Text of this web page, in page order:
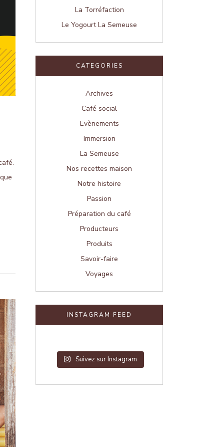
La Torréfaction
Le Yogourt La Semeuse
CATEGORIES
Archives
Café social
Evènements
Immersion
La Semeuse
Nos recettes maison
Notre histoire
Passion
Préparation du café
Producteurs
Produits
Savoir-faire
Voyages
INSTAGRAM FEED
Suivez sur Instagram